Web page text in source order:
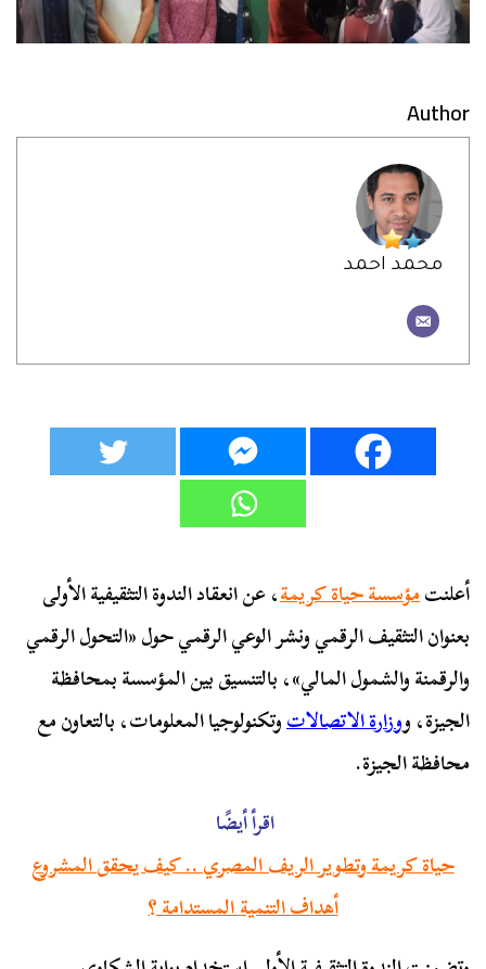
Author
محمد احمد
أعلنتمؤسسة حياة كريمة، عن انعقاد الندوة التثقيفية الأولى
بعنوان التثقيف الرقمي ونشر الوعي الرقمي حول «التحول الرقمي
والرقمنة والشمول المالي»، بالتنسيق بين المؤسسة بمحافظة
الجيزة، ووزارة الاتصالاتوتكنولوجيا المعلومات، بالتعاون مع
محافظة الجيزة.
اقرأ أيضًا
حياة كريمة وتطوير الريف المصري .. كيف يحقق المشروع
أهداف التنمية المستدامة ؟